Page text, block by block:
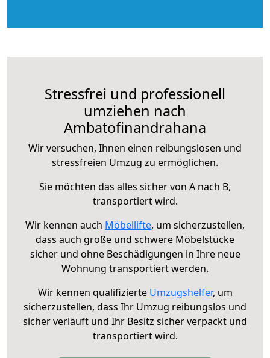
Stressfrei und professionell
umziehen nach
Ambatofinandrahana
Wir versuchen, Ihnen einen reibungslosen und
stressfreien Umzug zu ermöglichen.
Sie möchten das alles sicher von A nach B,
transportiert wird.
Wir kennen auch Möbellifte, um sicherzustellen,
dass auch große und schwere Möbelstücke
sicher und ohne Beschädigungen in Ihre neue
Wohnung transportiert werden.
Wir kennen qualifizierte Umzugshelfer, um
sicherzustellen, dass Ihr Umzug reibungslos und
sicher verläuft und Ihr Besitz sicher verpackt und
transportiert wird.